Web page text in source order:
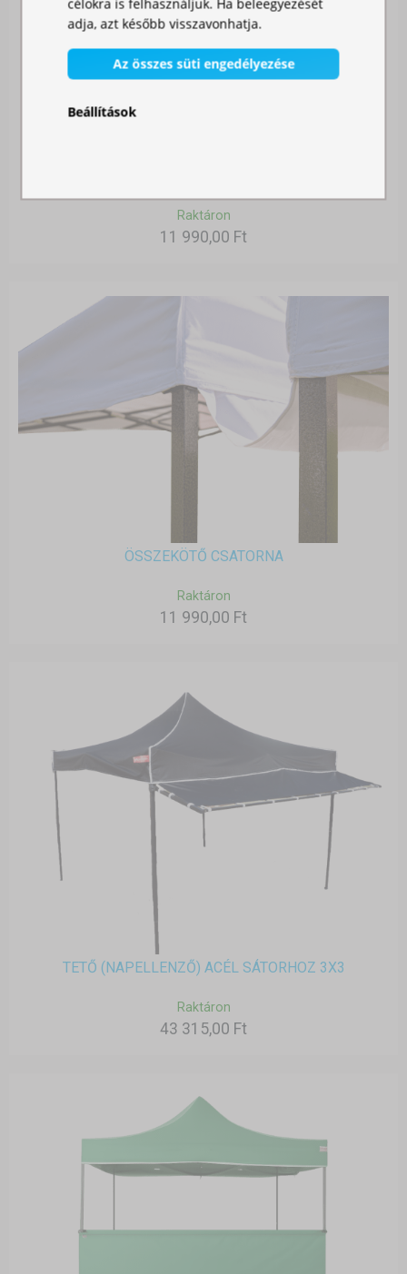
Raktáron
11 990,00 Ft
ÖSSZEKÖTŐ CSATORNA
Raktáron
11 990,00 Ft
TETŐ (NAPELLENZŐ) ACÉL SÁTORHOZ 3X3
Raktáron
43 315,00 Ft
célokra is felhasználjuk. Ha beleegyezését
adja, azt később visszavonhatja.
Az összes süti engedélyezése
Beállítások